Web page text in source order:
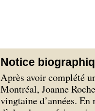
Notice
Après avoir complété
Montréal, Joanne
vingtaine d’années.